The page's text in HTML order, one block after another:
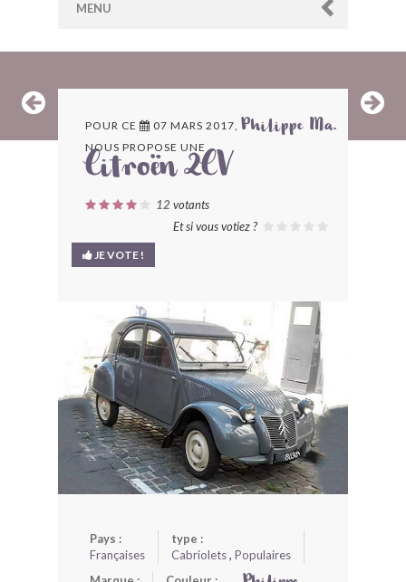
MENU
ARCHIVES
LES CONTRIBUTEURS
LE BLOG
BONJOURLAVIEILLE ?
MODÈLES ET MARQUES
COMMENT FONCTIONNE BLV ?
POUR CE 07 MARS 2017, Philippe Ma.
NOUS PROPOSE UNE
Citroën 2CV
12votants
Et si vous votiez ?
JE VOTE !
Pays :
Françaises
type :
Cabriolets, Populaires